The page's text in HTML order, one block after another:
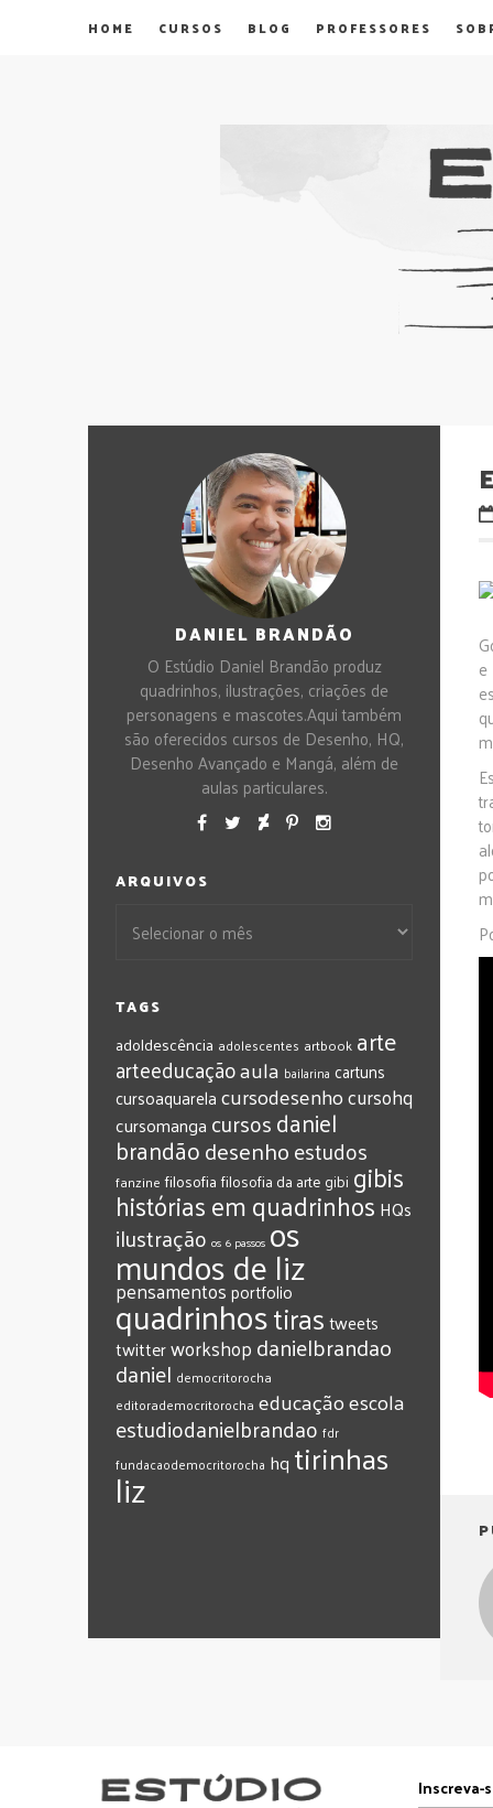
HOME CURSOS BLOG PROFESSORES
DANIEL BRANDÃO
O Estúdio Daniel Brandão produz
quadrinhos, ilustrações, criações de
personagens e mascotes.Aqui também
são oferecidos cursos de Desenho, HQ,
Desenho Avançado e Mangá, além de
aulas particulares.
ARQUIVOS
TAGS
adoldescência adolescentes artbook arte
arteeducaçãoaula bailarina cartuns
cursoaquarelacursodesenhocursohq
cursomanga cursosdaniel
brandãodesenhoestudos
fanzine filosofia filosofia da arte gibi gibis
histórias em quadrinhos HQs
ilustração os 6 passos os
mundos de liz
pensamentosportfolio
quadrinhostirastweets
twitterworkshop‎danielbrandao‬
‎daniel‬ ‎democritorocha
‎editorademocritorocha ‎educação‎escola
‎estudiodanielbrandao ‎fdr
‎fundacaodemocritorocha ‎hq ‎tirinhas
‪‎liz
Inscreva-